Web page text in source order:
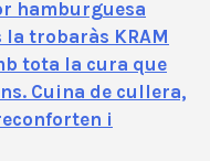
hamburguesa
la trobaràs KRAM
tota la cura que
Cuina de cullera,
i